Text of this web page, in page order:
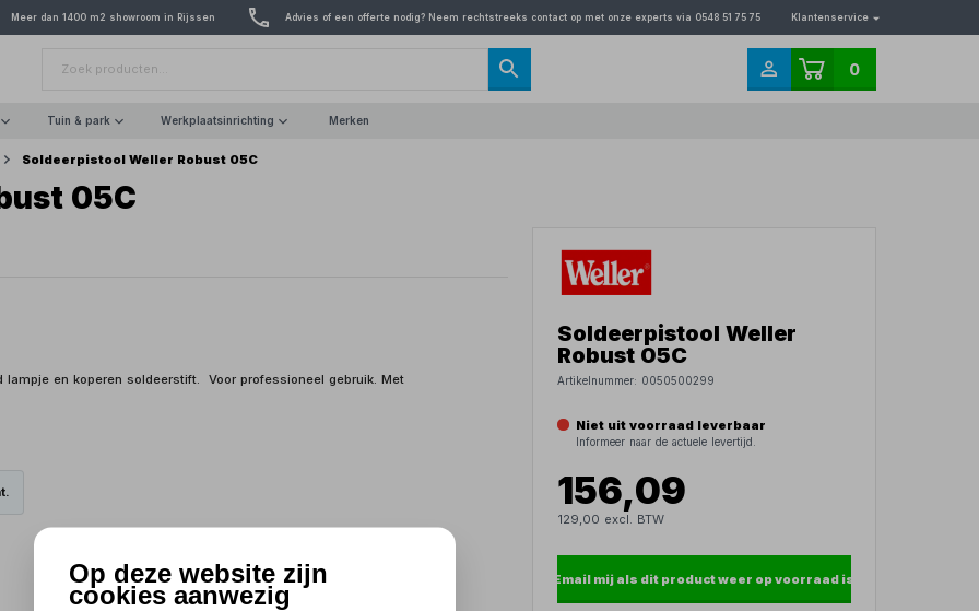
Meer dan 1400 m2 showroom in Rijssen Advies of een offerte nodig? Neem rechtstreeks contact op met onze experts via 0548 51 75 75 Klantenservice
0
Tuin & park Werkplaatsinrichting Merken
Soldeerpistool Weller Robust 05C
05C
en koperen soldeerstift. Voor professioneel gebruik. Met
Soldeerpistool Weller
Robust 05C
Artikelnummer: 0050500299
Niet uit voorraad leverbaar
Informeer naar de actuele levertijd.
156,09
129,00 excl. BTW
Email mij als dit product weer op voorraad is
Op deze website zijn
cookies aanwezig